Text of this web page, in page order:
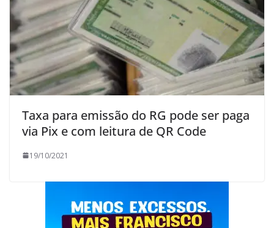
Taxa para emissão do RG pode ser paga
via Pix e com leitura de QR Code
19/10/2021